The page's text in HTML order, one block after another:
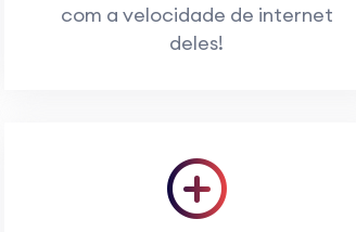
com a velocidade de internet
deles!